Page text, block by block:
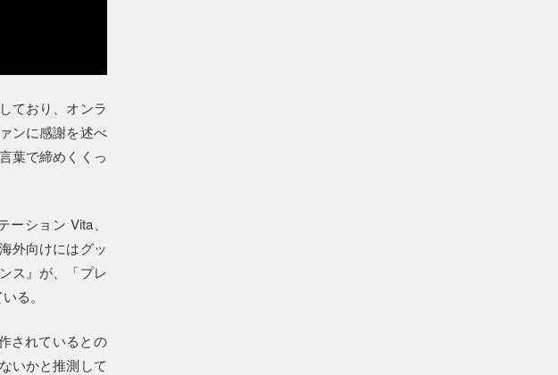
ており、オンラ
ンに感謝を述べ
葉で締めくくっ
ション Vita、
外向けにはグッ
ス』が、「プレ
る。
されているとの
いかと推測して